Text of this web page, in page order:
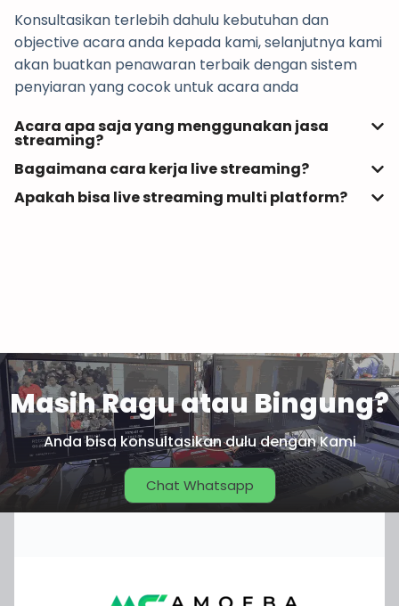
Konsultasikan terlebih dahulu kebutuhan dan
objective acara anda kepada kami, selanjutnya kami
akan buatkan penawaran terbaik dengan sistem
penyiaran yang cocok untuk acara anda
Acara apa saja yang menggunakan jasa
streaming?
Bagaimana cara kerja live streaming?
Apakah bisa live streaming multi platform?
Masih Ragu atau Bingung?
Anda bisa konsultasikan dulu dengan Kami
Chat Whatsapp